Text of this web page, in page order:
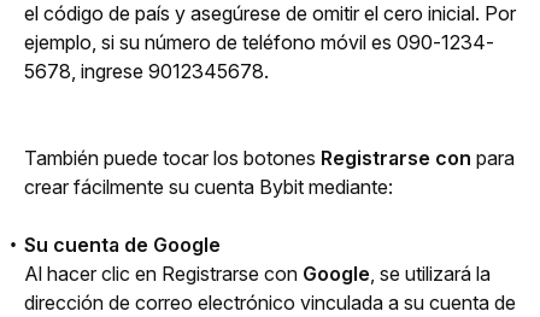
el código de país y asegúrese de omitir el cero inicial. Por
ejemplo, si su número de teléfono móvil es 090-1234-
5678, ingrese 9012345678.
También puede tocar los botones Registrarse con para
crear fácilmente su cuenta Bybit mediante:
Su cuenta de Google
Al hacer clic en Registrarse con Google, se utilizará la
dirección de correo electrónico vinculada a su cuenta de